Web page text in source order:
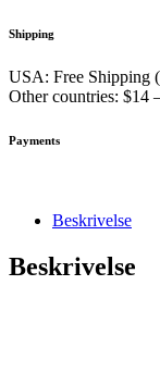
Shipping
USA: Free Shipping
Other countries: $14
Payments
Beskrivelse
Beskrivelse